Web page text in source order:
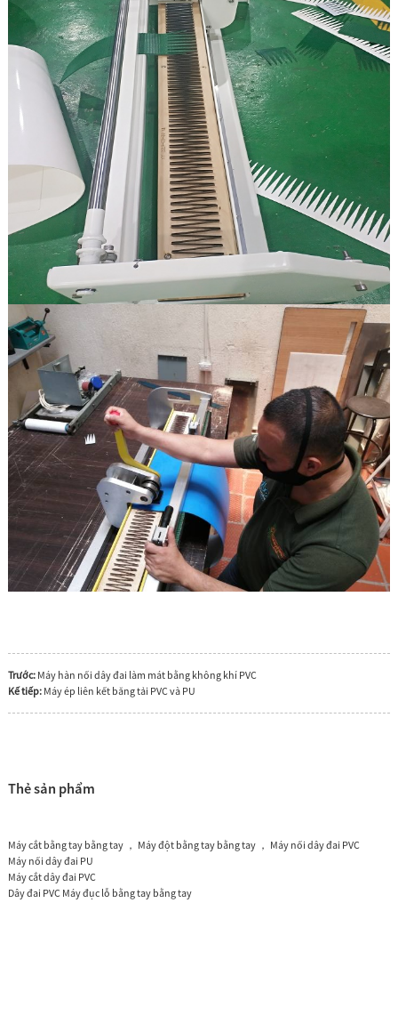
Trước: Máy hàn nối dây đai làm mát bằng không khí PVC
Kế tiếp: Máy ép liên kết băng tải PVC và PU
Thẻ sản phẩm
Máy cắt bằng tay bằng tay ， Máy đột bằng tay bằng tay ， Máy nối dây đai PVC
Máy nối dây đai PU
Máy cắt dây đai PVC
Dây đai PVC Máy đục lỗ bằng tay bằng tay